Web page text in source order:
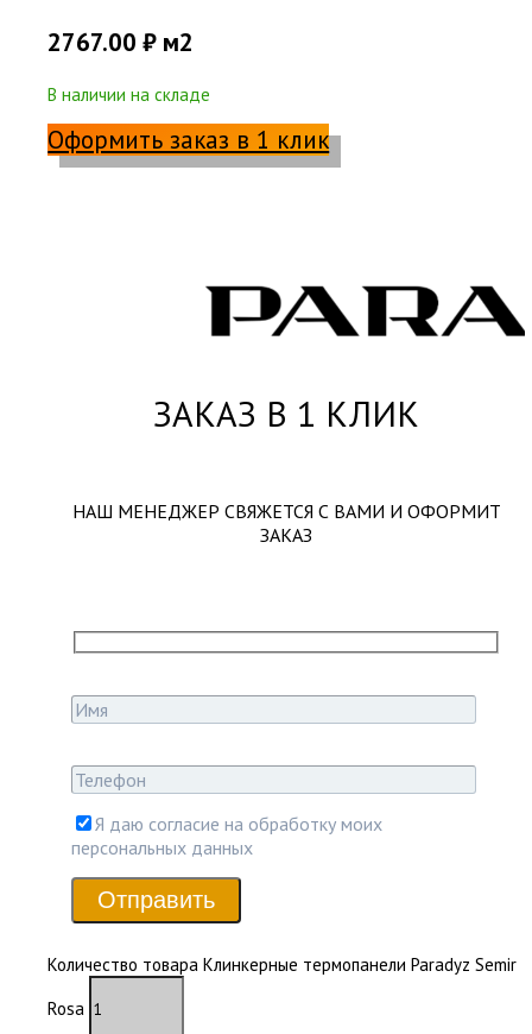
2767.00₽ м2
В наличии на складе
Оформить заказ в 1 клик
ЗАКАЗ В 1 КЛИК
НАШ МЕНЕДЖЕР СВЯЖЕТСЯ С ВАМИ И ОФОРМИТ
ЗАКАЗ
Я даю согласие на обработку моих
персональных данных
Отправить
Количество товара Клинкерные термопанели Paradyz Semir
Rosa